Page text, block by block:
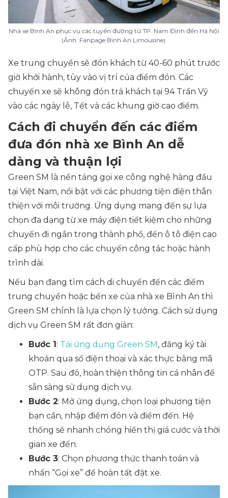
Nhà xe Bình An phục vụ các tuyến đường từ TP. Nam Định đến Hà Nội
(Ảnh: Fanpage Bình An Limousine)
Xe trung chuyển sẽ đón khách từ 40-60 phút trước
giờ khởi hành, tùy vào vị trí của điểm đón. Các
chuyến xe sẽ không đón trả khách tại 94 Trần Vỹ
vào các ngày lễ, Tết và các khung giờ cao điểm.
Cách đi chuyển đến các điểm
đưa đón nhà xe Bình An dễ
dàng và thuận lợi
Green SM là nền tảng gọi xe công nghệ hàng đầu
tại Việt Nam, nổi bật với các phương tiện điện thân
thiện với môi trường. Ứng dụng mang đến sự lựa
chọn đa dạng từ xe máy điện tiết kiệm cho những
chuyến đi ngắn trong thành phố, đến ô tô điện cao
cấp phù hợp cho các chuyến công tác hoặc hành
trình dài.
Nếu bạn đang tìm cách di chuyển đến các điểm
trung chuyển hoặc bến xe của nhà xe Bình An thì
Green SM chính là lựa chọn lý tưởng. Cách sử dụng
dịch vụ Green SM rất đơn giản:
Bước 1: Tải ứng dụng Green SM, đăng ký tài
khoản qua số điện thoại và xác thực bằng mã
OTP. Sau đó, hoàn thiện thông tin cá nhân để
sẵn sàng sử dụng dịch vụ.
Bước 2: Mở ứng dụng, chọn loại phương tiện
bạn cần, nhập điểm đón và điểm đến. Hệ
thống sẽ nhanh chóng hiển thị giá cước và thời
gian xe đến.
Bước 3: Chọn phương thức thanh toán và
nhấn “Gọi xe” để hoàn tất đặt xe.